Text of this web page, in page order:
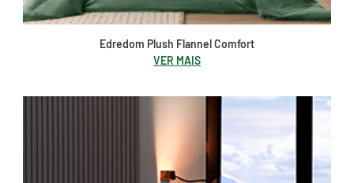
Edredom Plush Flannel Comfort
VER MAIS